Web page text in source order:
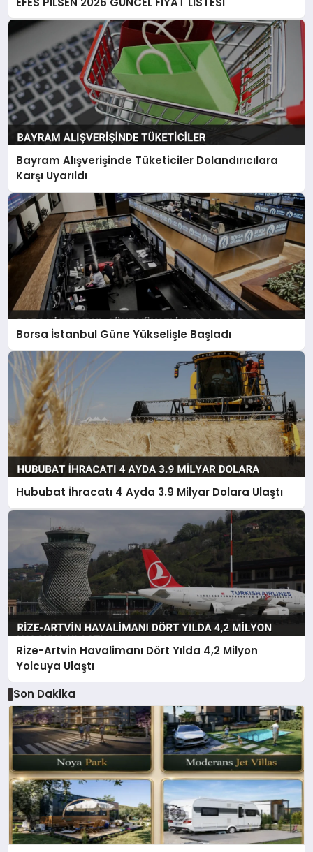
Bayram Alışverişinde Tüketiciler Dolandırıcılara
Karşı Uyarıldı
Borsa İstanbul Güne Yükselişle Başladı
Hububat İhracatı 4 Ayda 3.9 Milyar Dolara Ulaştı
Rize-Artvin Havalimanı Dört Yılda 4,2 Milyon
Yolcuya Ulaştı
Son Dakika